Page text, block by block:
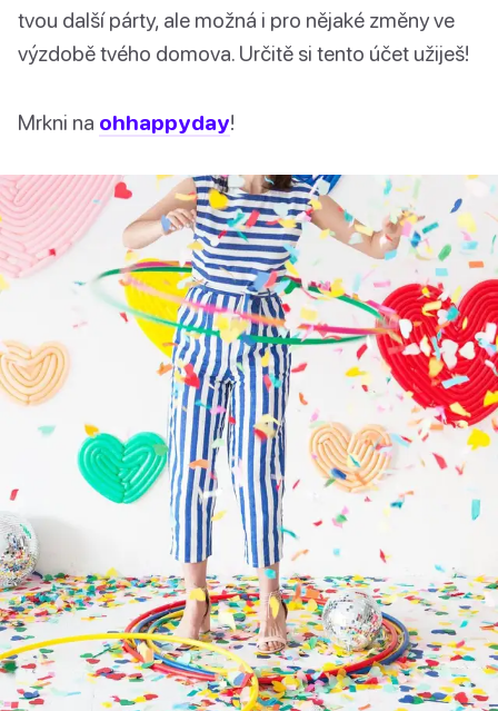
tvou další párty, ale možná i pro nějaké změny ve
výzdobě tvého domova. Určitě si tento účet užiješ!
Mrkni na ohhappyday!